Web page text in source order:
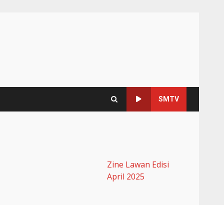
SMTV
Zine Lawan Edisi
April 2025